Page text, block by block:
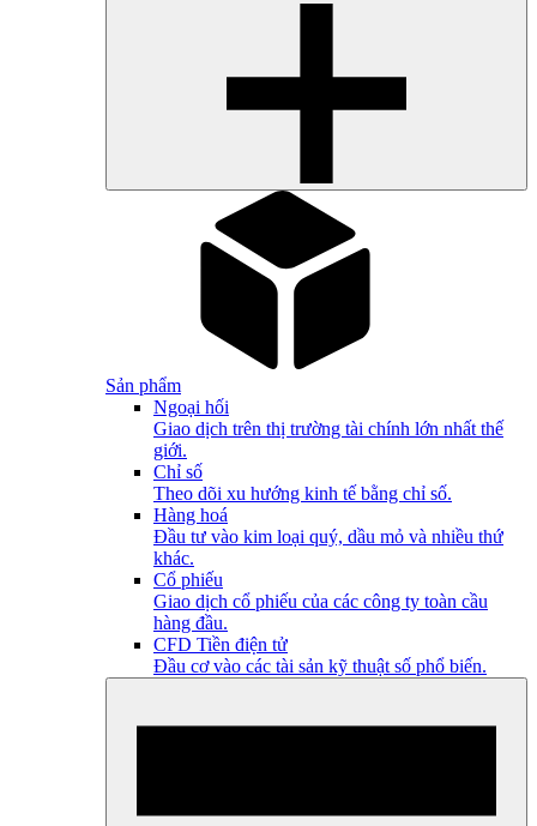
Sản phẩm
Ngoại hối
Giao dịch trên thị trường tài chính lớn nhất thế
giới.
Chỉ số
Theo dõi xu hướng kinh tế bằng chỉ số.
Hàng hoá
Đầu tư vào kim loại quý, dầu mỏ và nhiều thứ
khác.
Cổ phiếu
Giao dịch cổ phiếu của các công ty toàn cầu
hàng đầu.
CFD Tiền điện tử
Đầu cơ vào các tài sản kỹ thuật số phổ biến.